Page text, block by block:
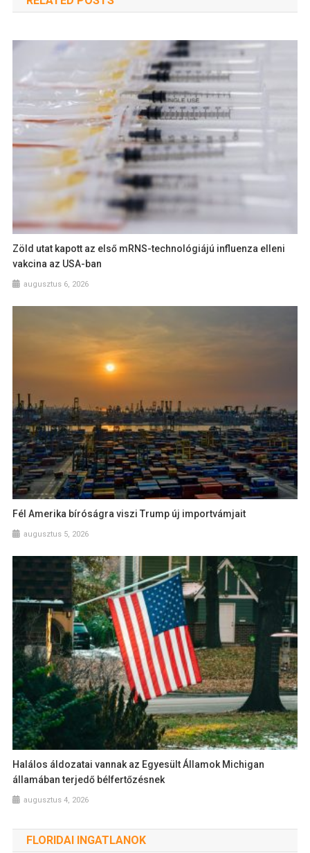
Zöld utat kapott az első mRNS-technológiájú influenza elleni
vakcina az USA-ban
augusztus 6, 2026
Fél Amerika bíróságra viszi Trump új importvámjait
augusztus 5, 2026
Halálos áldozatai vannak az Egyesült Államok Michigan
államában terjedő bélfertőzésnek
augusztus 4, 2026
FLORIDAI INGATLANOK